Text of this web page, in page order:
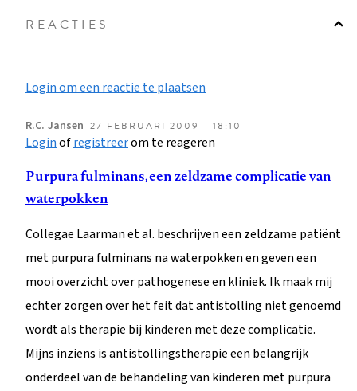
REACTIES
Login om een reactie te plaatsen
R.C. Jansen 27 FEBRUARI 2009 - 18:10
Loginofregistreerom te reageren
Purpura fulminans, een zeldzame complicatie van
waterpokken
Collegae Laarman et al. beschrijven een zeldzame patiënt
met purpura fulminans na waterpokken en geven een
mooi overzicht over pathogenese en kliniek. Ik maak mij
echter zorgen over het feit dat antistolling niet genoemd
wordt als therapie bij kinderen met deze complicatie.
Mijns inziens is antistollingstherapie een belangrijk
onderdeel van de behandeling van kinderen met purpura